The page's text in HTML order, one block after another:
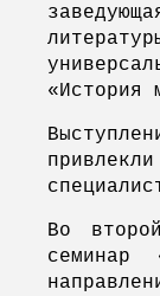
«История
Во
семинар